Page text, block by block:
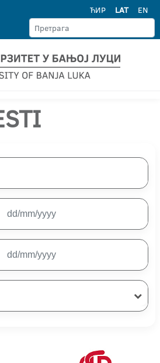
ЋИР LAT EN